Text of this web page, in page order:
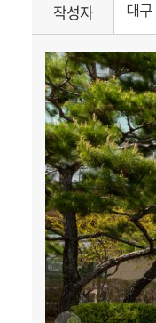
작성자
대구